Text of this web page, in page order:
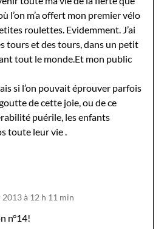
l’on m’a offert mon premier vélo
roulettes. Evidemment. J’ai
tours et des tours, dans un petit
tout le monde.Et mon public
si l’on pouvait éprouver parfois
de cette joie, ou de ce
puérile, les enfants
toute leur vie .
à 12 h 11 min
n°14!